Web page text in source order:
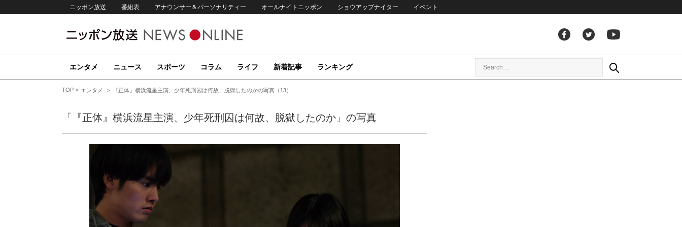
ニッポン放送 番組表 アナウンサー＆パーソナリティー オールナイトニッポン ショウアップナイター イベント
エンタメ ニュース スポーツ コラム ライフ 新着記事 ランキング
TOP エンタメ 『正体』横浜流星主演、少年死刑囚は何故、脱獄したのかの写真（13）
「『正体』横浜流星主演、少年死刑囚は何故、脱獄したのか」の写真